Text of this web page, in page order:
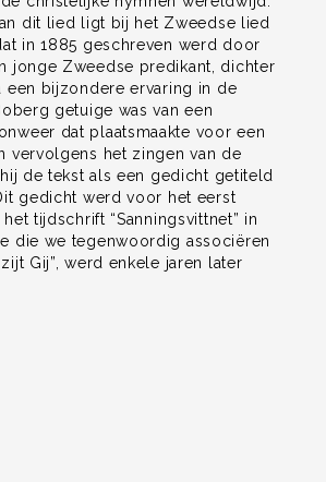
dit lied ligt bij het Zweedse lied
in 1885 geschreven werd door
jonge Zweedse predikant, dichter
een bijzondere ervaring in de
getuige was van een
dat plaatsmaakte voor een
vervolgens het zingen van de
de tekst als een gedicht getiteld
gedicht werd voor het eerst
tijdschrift “Sanningsvittnet” in
die we tegenwoordig associëren
Gij”, werd enkele jaren later